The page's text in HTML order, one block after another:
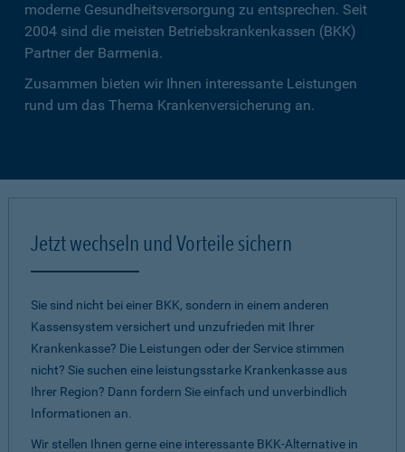
moderne Gesundheitsversorgung zu entsprechen. Seit
2004 sind die meisten Betriebskrankenkassen (BKK)
Partner der Barmenia.
Zusammen bieten wir Ihnen interessante Leistungen
rund um das Thema Krankenversicherung an.
Jetzt wechseln und Vorteile sichern
Sie sind nicht bei einer BKK, sondern in einem anderen
Kassensystem versichert und unzufrieden mit Ihrer
Krankenkasse? Die Leistungen oder der Service stimmen
nicht? Sie suchen eine leistungsstarke Krankenkasse aus
Ihrer Region? Dann fordern Sie einfach und unverbindlich
Informationen an.
Wir stellen Ihnen gerne eine interessante BKK-Alternative in